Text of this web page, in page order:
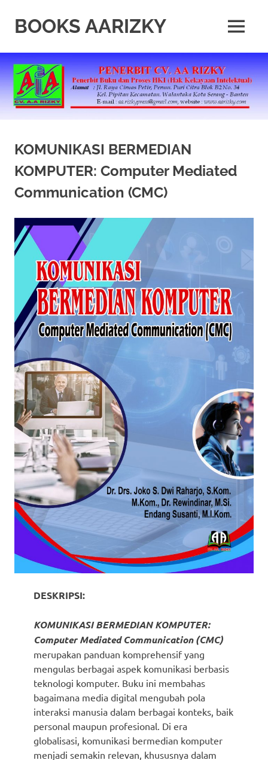
contentBOOKS AARIZKY
Buku
Berkualitas
MENU
KOMUNIKASI BERMEDIAN
KOMPUTER: Computer Mediated
Communication (CMC)
DESKRIPSI:
KOMUNIKASI BERMEDIAN KOMPUTER:
Computer Mediated Communication (CMC)
merupakan panduan komprehensif yang
mengulas berbagai aspek komunikasi berbasis
teknologi komputer. Buku ini membahas
bagaimana media digital mengubah pola
interaksi manusia dalam berbagai konteks, baik
personal maupun profesional. Di era
globalisasi, komunikasi bermedian komputer
menjadi semakin relevan, khususnya dalam